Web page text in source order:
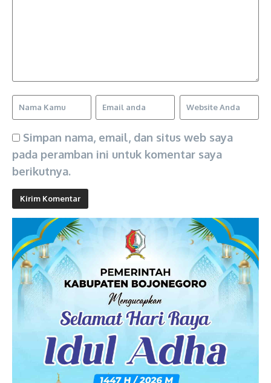
Simpan nama, email, dan situs web saya
pada peramban ini untuk komentar saya
berikutnya.